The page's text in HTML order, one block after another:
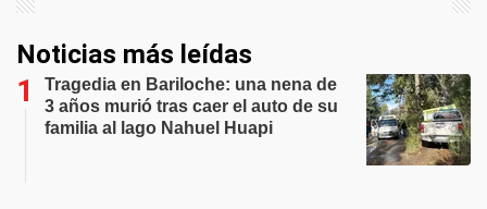
Noticias más leídas
Tragedia en Bariloche: una nena de
3 años murió tras caer el auto de su
familia al lago Nahuel Huapi